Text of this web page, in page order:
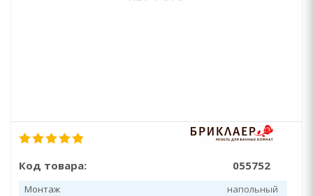
Код товара: 055752
Монтаж
напольный